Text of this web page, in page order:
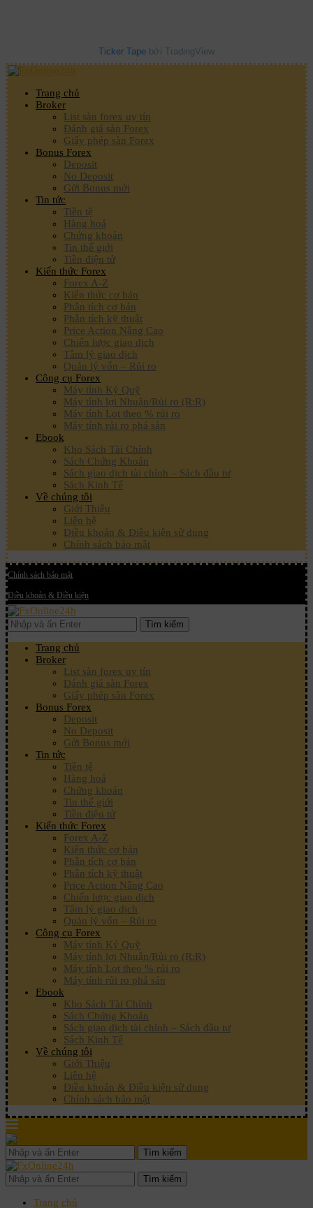
Ticker Tape bởi TradingView
Trang chủ
Broker
List sàn forex uy tín
Đánh giá sàn Forex
Giấy phép sàn Forex
Bonus Forex
Deposit
No Deposit
Gửi Bonus mới
Tin tức
Tiền tệ
Hàng hoá
Chứng khoán
Tin thế giới
Tiền điện tử
Kiến thức Forex
Forex A-Z
Kiến thức cơ bản
Phân tích cơ bản
Phân tích kỹ thuật
Price Action Nâng Cao
Chiến lược giao dịch
Tâm lý giao dịch
Quản lý vốn – Rủi ro
Công cụ Forex
Máy tính Ký Quỹ
Máy tính lợi Nhuận/Rủi ro (R:R)
Máy tính Lot theo % rủi ro
Máy tính rủi ro phá sản
Ebook
Kho Sách Tài Chính
Sách Chứng Khoán
Sách giao dịch tài chính – Sách đầu tư
Sách Kinh Tế
Về chúng tôi
Giới Thiệu
Liên hệ
Điều khoản & Điều kiện sử dụng
Chính sách bảo mật
Chính sách bảo mật
Điều khoản & Điều kiện
Tìm kiếm
Trang chủ
Broker
List sàn forex uy tín
Đánh giá sàn Forex
Giấy phép sàn Forex
Bonus Forex
Deposit
No Deposit
Gửi Bonus mới
Tin tức
Tiền tệ
Hàng hoá
Chứng khoán
Tin thế giới
Tiền điện tử
Kiến thức Forex
Forex A-Z
Kiến thức cơ bản
Phân tích cơ bản
Phân tích kỹ thuật
Price Action Nâng Cao
Chiến lược giao dịch
Tâm lý giao dịch
Quản lý vốn – Rủi ro
Công cụ Forex
Máy tính Ký Quỹ
Máy tính lợi Nhuận/Rủi ro (R:R)
Máy tính Lot theo % rủi ro
Máy tính rủi ro phá sản
Ebook
Kho Sách Tài Chính
Sách Chứng Khoán
Sách giao dịch tài chính – Sách đầu tư
Sách Kinh Tế
Về chúng tôi
Giới Thiệu
Liên hệ
Điều khoản & Điều kiện sử dụng
Chính sách bảo mật
Tìm kiếm
Tìm kiếm
Trang chủ